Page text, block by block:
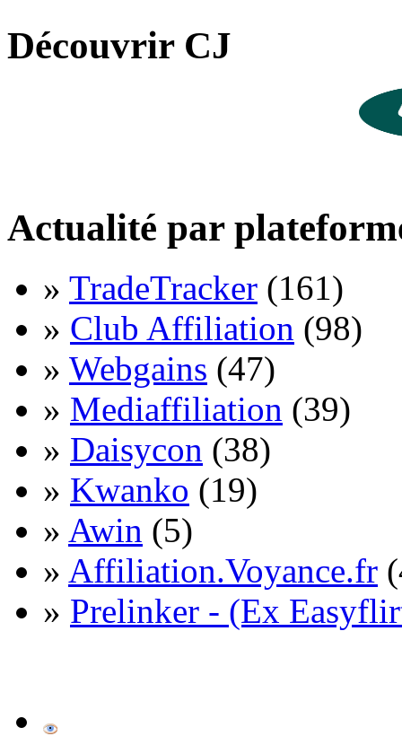
Découvrir CJ
Actualité par
» TradeTracker (161)
» Club Affiliation (98)
» Webgains (47)
» Mediaffiliation (39)
» Daisycon (38)
» Kwanko (19)
» Awin (5)
» Affiliation.Voyance.fr
» Prelinker - (Ex